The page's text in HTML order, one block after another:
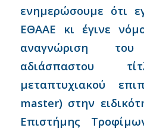
ενημερώσουμε ότι
ΕΘΑΑΕ κι έγινε
αναγνώριση
αδιάσπαστου
μεταπτυχιακού
master) στην
Επιστήμης